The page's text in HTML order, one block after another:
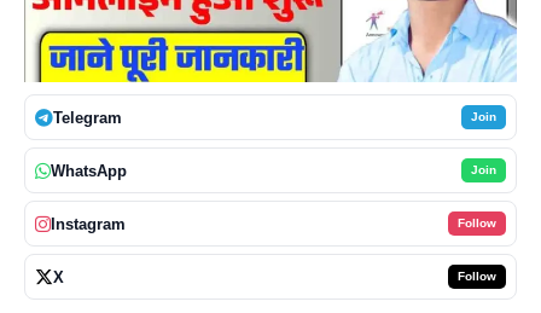
Telegram Join
WhatsApp Join
Instagram Follow
X Follow